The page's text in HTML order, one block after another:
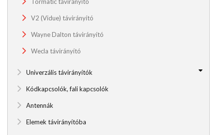
Tormatic távirányító
V2 (Vidue) távirányító
Wayne Dalton távirányító
Wecla távirányító
Univerzális távirányítók
Kódkapcsolók, fali kapcsolók
Antennák
Elemek távirányítóba